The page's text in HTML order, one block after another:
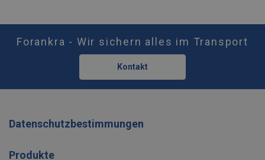
Forankra - Wir sichern alles im Transport
Kontakt
Datenschutzbestimmungen
Produkte